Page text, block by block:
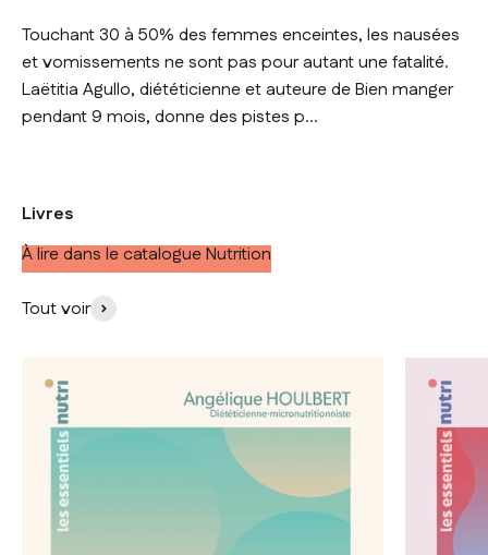
Touchant 30 à 50% des femmes enceintes, les nausées
et vomissements ne sont pas pour autant une fatalité.
Laëtitia Agullo, diététicienne et auteure de Bien manger
pendant 9 mois, donne des pistes p...
Livres
À lire dans le catalogue Nutrition
Tout voir